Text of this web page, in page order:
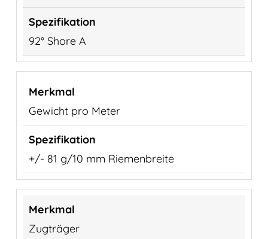
92° Shore A
Gewicht pro Meter
+/- 81 g/10 mm Riemenbreite
Zugträger